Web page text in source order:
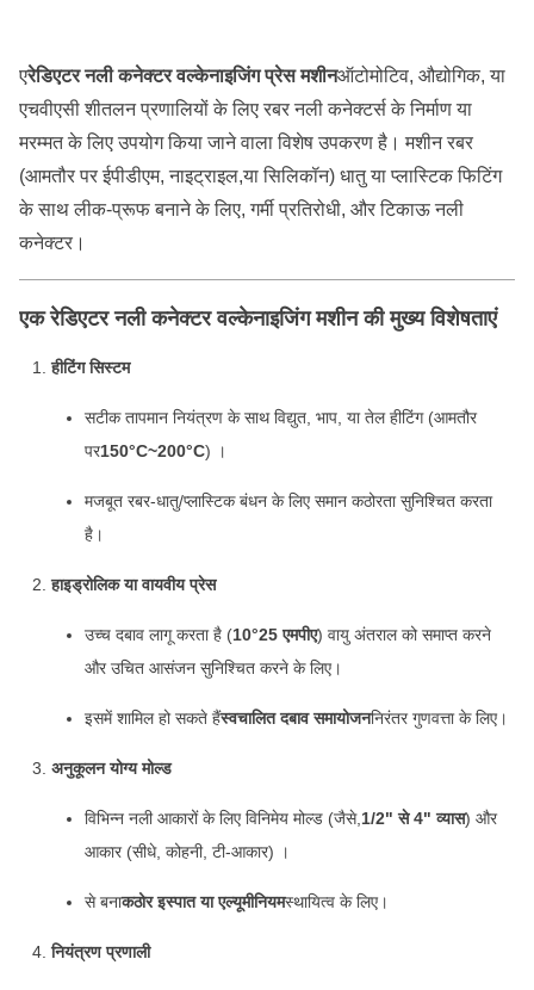
एरेडिएटर नली कनेक्टर वल्केनाइजिंग प्रेस मशीनऑटोमोटिव, औद्योगिक, या
एचवीएसी शीतलन प्रणालियों के लिए रबर नली कनेक्टर्स के निर्माण या
मरम्मत के लिए उपयोग किया जाने वाला विशेष उपकरण है। मशीन रबर
(आमतौर पर ईपीडीएम, नाइट्राइल,या सिलिकॉन) धातु या प्लास्टिक फिटिंग
के साथ लीक-प्रूफ बनाने के लिए, गर्मी प्रतिरोधी, और टिकाऊ नली
कनेक्टर।
एक रेडिएटर नली कनेक्टर वल्केनाइजिंग मशीन की मुख्य विशेषताएं
हीटिंग सिस्टम
सटीक तापमान नियंत्रण के साथ विद्युत, भाप, या तेल हीटिंग (आमतौर
पर150°C~200°C) ।
मजबूत रबर-धातु/प्लास्टिक बंधन के लिए समान कठोरता सुनिश्चित करता
है।
हाइड्रोलिक या वायवीय प्रेस
उच्च दबाव लागू करता है (10°25 एमपीए) वायु अंतराल को समाप्त करने
और उचित आसंजन सुनिश्चित करने के लिए।
इसमें शामिल हो सकते हैंस्वचालित दबाव समायोजननिरंतर गुणवत्ता के लिए।
अनुकूलन योग्य मोल्ड
विभिन्न नली आकारों के लिए विनिमेय मोल्ड (जैसे, 1/2" से 4" व्यास) और
आकार (सीधे, कोहनी, टी-आकार) ।
से बनाकठोर इस्पात या एल्यूमीनियमस्थायित्व के लिए।
नियंत्रण प्रणाली